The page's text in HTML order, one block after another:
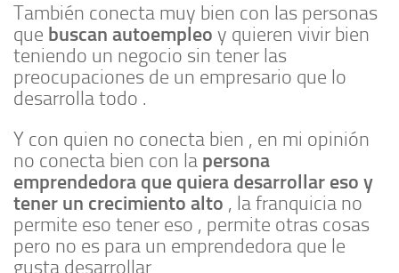
También conecta muy bien con las personas
que buscan autoempleo y quieren vivir bien
teniendo un negocio sin tener las
preocupaciones de un empresario que lo
desarrolla todo .
Y con quien no conecta bien , en mi opinión
no conecta bien con la persona
emprendedora que quiera desarrollar eso y
tener un crecimiento alto , la franquicia no
permite eso tener eso , permite otras cosas
pero no es para un emprendedora que le
gusta desarrollar